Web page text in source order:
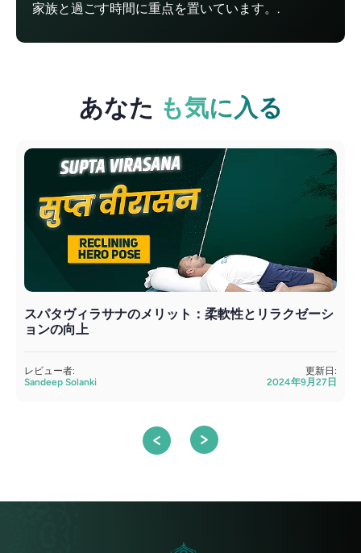
家族と過ごす時間に重点を置いています。.
あなた も気に入る
スパタヴィラサナのメリット：柔軟性とリラクゼーシ
ョンの向上
レビュー者:
Sandeep Solanki
更新日:
2024年9月27日